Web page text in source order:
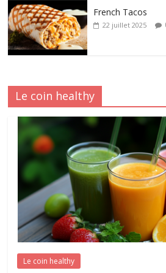
French Tacos
22 juillet 2025
Le coin healthy
Le coin healthy